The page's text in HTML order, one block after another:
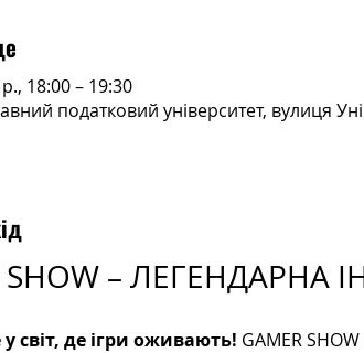
18:00 – 19:30
податковий університет, вулиця
SHOW – ЛЕГЕНДАРНА
світ, де ігри оживають! GAMER SHOW